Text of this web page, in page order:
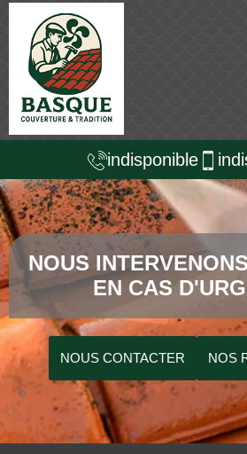
indisponible
NOUS
EN CAS
NOUS CONTACTER NOS